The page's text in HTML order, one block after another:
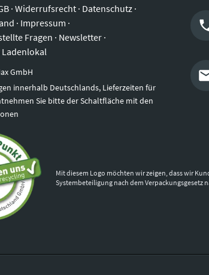
· Widerrufsrecht · Datenschutz ·
· Impressum ·
Fragen · Newsletter ·
GmbH
innerhalb Deutschlands, Lieferzeiten für
Sie bitte der Schaltfläche mit den
Mit diesem Logo möchten wir zeigen, dass wir
Systembeteiligung nach dem Verpackungsgesetz